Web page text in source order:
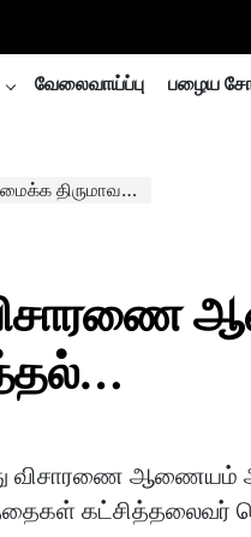
வேலைவாய்ப்பு பழைய
வலியுறுத்தல்…
விசாரணை
கட்சித்தலைவர்